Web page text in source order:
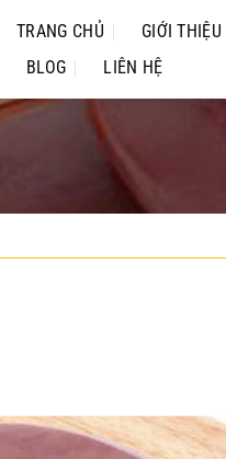
TRANG CHỦ GIỚI THIỆU
BLOG
LIÊN HỆ